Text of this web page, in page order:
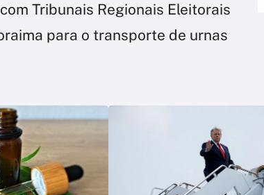
Tribunais Regionais Eleitorais
para o transporte de urnas